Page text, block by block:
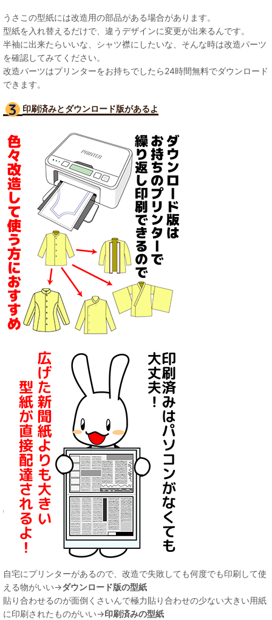
うさこの型紙には改造用の部品がある場合があります。
型紙を入れ替えるだけで、違うデザインに変更が出来るんです。
半袖に出来たらいいな、シャツ襟にしたいな、そんな時は改造パーツ
を確認してみてください。
改造パーツはプリンターをお持ちでしたら24時間無料でダウンロード
できます。
印刷済みとダウンロード版があるよ
自宅にプリンターがあるので、改造で失敗しても何度でも印刷して使
える物がいい→ダウンロード版の型紙
貼り合わせるのが面倒くさいんで極力貼り合わせの少ない大きい用紙
に印刷されたものがいい→印刷済みの型紙